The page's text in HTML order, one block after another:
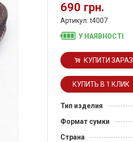
690 грн.
Артикул: t4007
У НАЯВНОСТІ
КУПИТИ ЗАРАЗ
Тип изделия
Формат сумки
Страна